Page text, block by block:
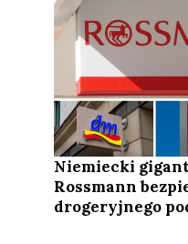
Niemiecki
Rossmann
drogeryjnego